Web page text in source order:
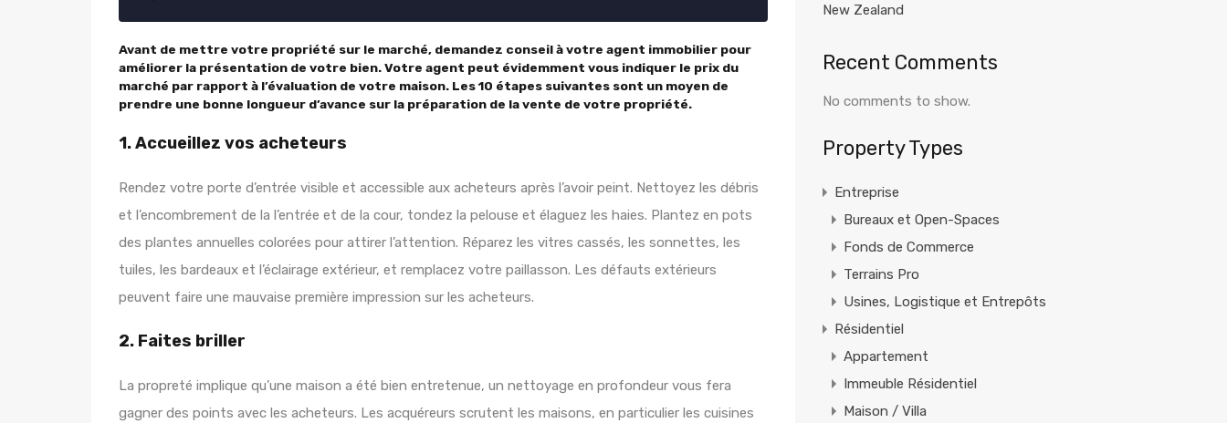
Avant de mettre votre propriété sur le marché, demandez conseil à votre agent immobilier pour
améliorer la présentation de votre bien. Votre agent peut évidemment vous indiquer le prix du
marché par rapport à l’évaluation de votre maison. Les 10 étapes suivantes sont un moyen de
prendre une bonne longueur d’avance sur la préparation de la vente de votre propriété.
1. Accueillez vos acheteurs
Rendez votre porte d’entrée visible et accessible aux acheteurs après l’avoir peint. Nettoyez les débris
et l’encombrement de la l’entrée et de la cour, tondez la pelouse et élaguez les haies. Plantez en pots
des plantes annuelles colorées pour attirer l’attention. Réparez les vitres cassés, les sonnettes, les
tuiles, les bardeaux et l’éclairage extérieur, et remplacez votre paillasson. Les défauts extérieurs
peuvent faire une mauvaise première impression sur les acheteurs.
2. Faites briller
La propreté implique qu’une maison a été bien entretenue, un nettoyage en profondeur vous fera
gagner des points avec les acheteurs. Les acquéreurs scrutent les maisons, en particulier les cuisines
New Zealand
Recent Comments
No comments to show.
Property Types
Entreprise
Bureaux et Open-Spaces
Fonds de Commerce
Terrains Pro
Usines, Logistique et Entrepôts
Résidentiel
Appartement
Immeuble Résidentiel
Maison / Villa